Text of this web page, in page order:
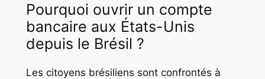
Pourquoi ouvrir un compte
bancaire aux États-Unis
depuis le Brésil ?
Les citoyens brésiliens sont confrontés à